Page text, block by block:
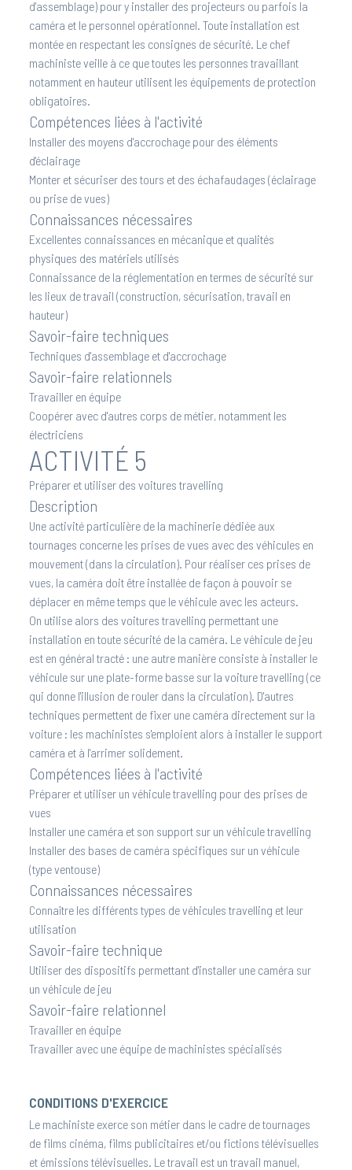
d'assemblage) pour y installer des projecteurs ou parfois la
caméra et le personnel opérationnel. Toute installation est
montée en respectant les consignes de sécurité. Le chef
machiniste veille à ce que toutes les personnes travaillant
notamment en hauteur utilisent les équipements de protection
obligatoires.
Compétences liées à l'activité
Installer des moyens d'accrochage pour des éléments
d'éclairage
Monter et sécuriser des tours et des échafaudages (éclairage
ou prise de vues)
Connaissances nécessaires
Excellentes connaissances en mécanique et qualités
physiques des matériels utilisés
Connaissance de la réglementation en termes de sécurité sur
les lieux de travail (construction, sécurisation, travail en
hauteur)
Savoir-faire techniques
Techniques d'assemblage et d'accrochage
Savoir-faire relationnels
Travailler en équipe
Coopérer avec d'autres corps de métier, notamment les
électriciens
ACTIVITÉ 5
Préparer et utiliser des voitures travelling
Description
Une activité particulière de la machinerie dédiée aux
tournages concerne les prises de vues avec des véhicules en
mouvement (dans la circulation). Pour réaliser ces prises de
vues, la caméra doit être installée de façon à pouvoir se
déplacer en même temps que le véhicule avec les acteurs.
On utilise alors des voitures travelling permettant une
installation en toute sécurité de la caméra. Le véhicule de jeu
est en général tracté : une autre manière consiste à installer le
véhicule sur une plate-forme basse sur la voiture travelling (ce
qui donne l'illusion de rouler dans la circulation). D'autres
techniques permettent de fixer une caméra directement sur la
voiture : les machinistes s'emploient alors à installer le support
caméra et à l'arrimer solidement.
Compétences liées à l'activité
Préparer et utiliser un véhicule travelling pour des prises de
vues
Installer une caméra et son support sur un véhicule travelling
Installer des bases de caméra spécifiques sur un véhicule
(type ventouse)
Connaissances nécessaires
Connaître les différents types de véhicules travelling et leur
utilisation
Savoir-faire technique
Utiliser des dispositifs permettant d'installer une caméra sur
un véhicule de jeu
Savoir-faire relationnel
Travailler en équipe
Travailler avec une équipe de machinistes spécialisés
CONDITIONS D'EXERCICE
Le machiniste exerce son métier dans le cadre de tournages
de films cinéma, films publicitaires et/ou fictions télévisuelles
et émissions télévisuelles. Le travail est un travail manuel,